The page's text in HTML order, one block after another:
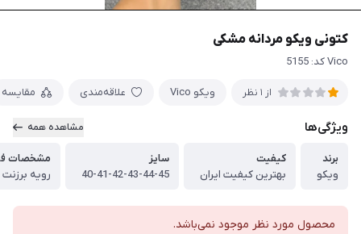
کتونی ویکو مردانه مشکی
Vico کد: 5155
از 1 نظر ویکو Vico علاقه‌مندی مقایسه
ویژگی‌ها مشاهده همه
برند
ویکو
کیفیت
بهترین کیفیت ایران
سایز
40-41-42-43-44-45
مشخصات
رویه برزنت
محصول مورد نظر موجود نمی‌باشد.